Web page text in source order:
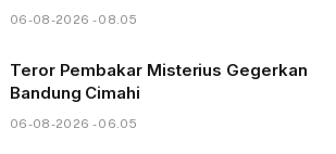
06-08-2026 - 08.05
Teror Pembakar Misterius Gegerkan
Bandung Cimahi
06-08-2026 - 06.05